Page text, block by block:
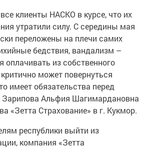
клиенты НАСКО в курсе, что их
утратили силу. С середины мая
переложены на плечи самих
бедствия, вандализм –
оплачивать из собственного
может повернуться
имеет обязательства перед
Зарипова Альфия Шагимардановна
«Зетта Страхование» в г. Кукмор.
республики выйти из
компания «Зетта